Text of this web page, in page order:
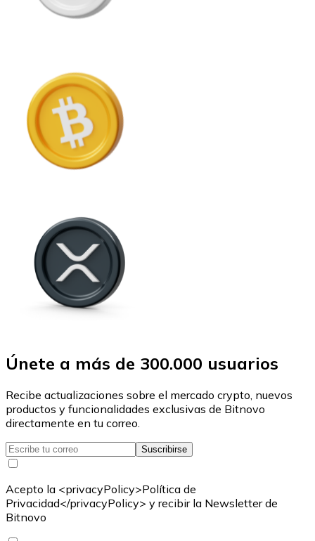
Únete a más de 300.000 usuarios
Recibe actualizaciones sobre el mercado crypto, nuevos
productos y funcionalidades exclusivas de Bitnovo
directamente en tu correo.
Suscribirse
Acepto la <privacyPolicy>Política de
Privacidad</privacyPolicy> y recibir la Newsletter de
Bitnovo